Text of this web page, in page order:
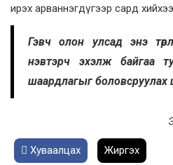
ирэх арваннэгдүгээр сард
Гэвч олон улсад энэ
нэвтэрч эхэлж байгаа
шаардлагыг боловсруулах
Хуваалцах Жиргэх